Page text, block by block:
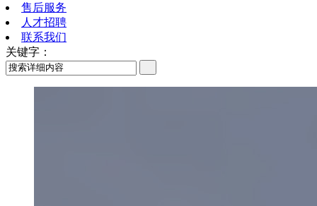
售后服务
人才招聘
联系我们
关键字：